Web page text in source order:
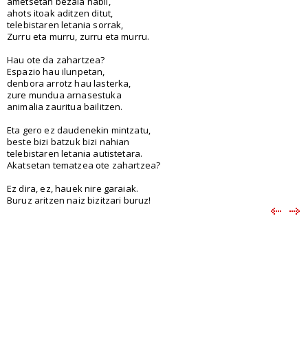
ahots itoak aditzen ditut,
telebistaren letania sorrak,
Zurru eta murru, zurru eta murru.
Hau ote da zahartzea?
Espazio hau ilunpetan,
denbora arrotz hau lasterka,
zure mundua arnasestuka
animalia zauritua bailitzen.
Eta gero ez daudenekin mintzatu,
beste bizi batzuk bizi nahian
telebistaren letania autistetara.
Akatsetan tematzea ote zahartzea?
Ez dira, ez, hauek nire garaiak.
Buruz aritzen naiz bizitzari buruz!